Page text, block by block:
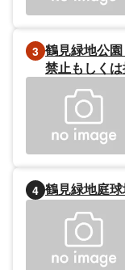
3 鶴見緑地公
禁止もしくは
4 鶴見緑地庭